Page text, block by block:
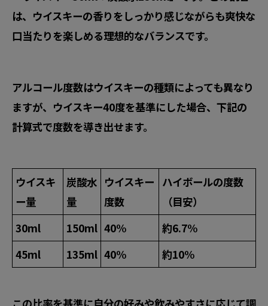
は、ウイスキーの香りをしっかり感じながらも爽快な
口当たりを楽しめる理想的なバランスです。
アルコール度数はウイスキーの種類によっても異なり
ますが、ウイスキー40度を基準にした場合、下記の
計算式で度数を導き出せます。
ウイスキ
ー量
炭酸水
量
ウイスキー
度数
ハイボールの度数
（目安）
30ml
150ml 40%
約6.7%
45ml
135ml 40% 約10%